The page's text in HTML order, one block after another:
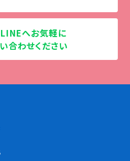
へお気軽に
合わせください